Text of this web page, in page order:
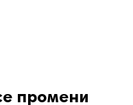
промени